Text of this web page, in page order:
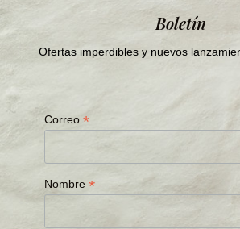
Boletín
Ofertas imperdibles y nuevos
Correo*
Nombre*